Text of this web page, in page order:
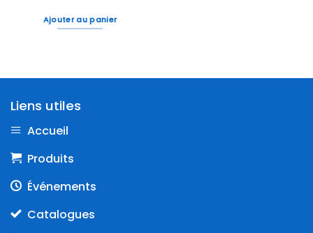
Ajouter au panier
Liens utiles
Accueil
Produits
Événements
Catalogues